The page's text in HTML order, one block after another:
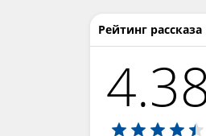
Рейтинг рассказа